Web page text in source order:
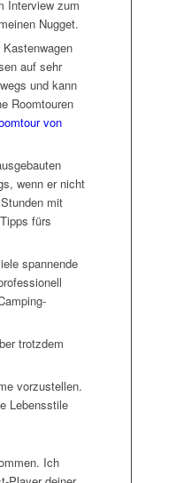
Interview zum
Nugget.
auf sehr
und kann
Roomtouren
von
wenn er nicht
mit
fürs
spannende
trotzdem
vorzustellen.
Lebensstile
Ich